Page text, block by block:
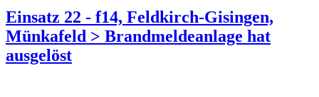
Einsatz 22 - f14, Feldkirch-Gisingen,
Münkafeld > Brandmeldeanlage hat
ausgelöst